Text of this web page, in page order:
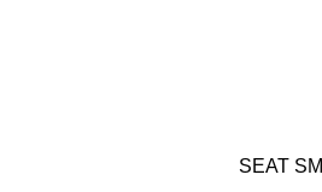
SEAT